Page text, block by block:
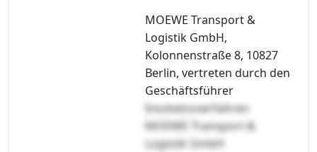
MOEWE Transport &
Logistik GmbH,
Kolonnenstraße 8, 10827
Berlin, vertreten durch den
Geschäftsführer
Insolvenzverfahren
MOEWE Transport &
Logistik GmbH